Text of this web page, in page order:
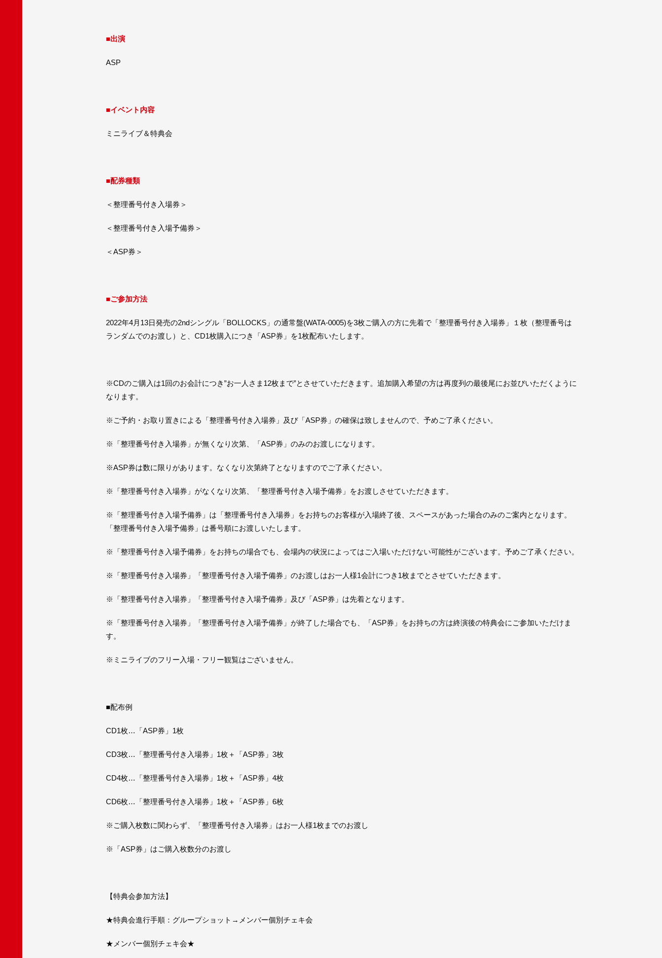
■出演
ASP
■イベント内容
ミニライブ＆特典会
■配券種類
＜整理番号付き入場券＞
＜整理番号付き入場予備券＞
＜ASP券＞
■ご参加方法
2022年4月13日発売の2ndシングル「BOLLOCKS」の通常盤(WATA-0005)を3枚ご購入の方に先着で「整理番号付き入場券」１枚（整理番号は
ランダムでのお渡し）と、CD1枚購入につき「ASP券」を1枚配布いたします。
※CDのご購入は1回のお会計につき”お一人さま12枚まで”とさせていただきます。追加購入希望の方は再度列の最後尾にお並びいただくように
なります。
※ご予約・お取り置きによる「整理番号付き入場券」及び「ASP券」の確保は致しませんので、予めご了承ください。
※「整理番号付き入場券」が無くなり次第、「ASP券」のみのお渡しになります。
※ASP券は数に限りがあります。なくなり次第終了となりますのでご了承ください。
※「整理番号付き入場券」がなくなり次第、「整理番号付き入場予備券」をお渡しさせていただきます。
※「整理番号付き入場予備券」は「整理番号付き入場券」をお持ちのお客様が入場終了後、スペースがあった場合のみのご案内となります。
「整理番号付き入場予備券」は番号順にお渡しいたします。
※「整理番号付き入場予備券」をお持ちの場合でも、会場内の状況によってはご入場いただけない可能性がございます。予めご了承ください。
※「整理番号付き入場券」「整理番号付き入場予備券」のお渡しはお一人様1会計につき1枚までとさせていただきます。
※「整理番号付き入場券」「整理番号付き入場予備券」及び「ASP券」は先着となります。
※「整理番号付き入場券」「整理番号付き入場予備券」が終了した場合でも、「ASP券」をお持ちの方は終演後の特典会にご参加いただけま
す。
※ミニライブのフリー入場・フリー観覧はございません。
■配布例
CD1枚…「ASP券」1枚
CD3枚…「整理番号付き入場券」1枚＋「ASP券」3枚
CD4枚…「整理番号付き入場券」1枚＋「ASP券」4枚
CD6枚…「整理番号付き入場券」1枚＋「ASP券」6枚
※ご購入枚数に関わらず、「整理番号付き入場券」はお一人様1枚までのお渡し
※「ASP券」はご購入枚数分のお渡し
【特典会参加方法】
★特典会進行手順：グループショット→メンバー個別チェキ会
★メンバー個別チェキ会★